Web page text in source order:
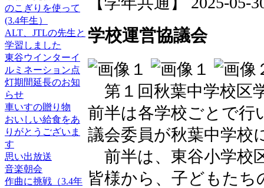
のこぎりを使って
(3.4年生）
ALT、JTLの先生と
学習しました
東谷ウインターイ
ルミネーション点
灯期間延長のお知
らせ
車いすの贈り物
おいしい給食をあ
りがとうございま
す
思い出放送
音楽朝会
作曲に挑戦（3.4年
学校運営協議会
第１回秋葉中学校区
前半は各学校ごとで行
議会委員が秋葉中学校
前半は、東谷小学校
皆様から、子どもた